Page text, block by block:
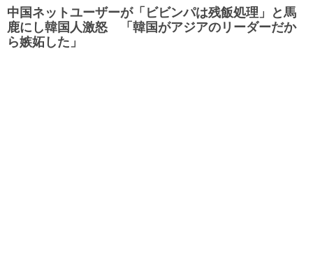
中国ネットユーザーが「ビビンパは残飯処理」と馬
鹿にし韓国人激怒 「韓国がアジアのリーダーだか
ら嫉妬した」